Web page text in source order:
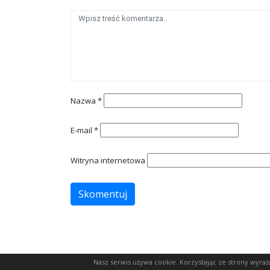
Nazwa *
E-mail *
Witryna internetowa
Nasz serwis używa cookie. Korzystając ze strony